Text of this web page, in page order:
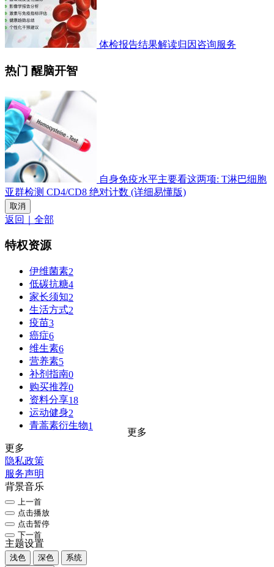
体检报告结果解读归因咨询服务
热门 醒脑开智
自身免疫水平主要看这两项: T淋巴细胞
亚群检测 CD4/CD8 绝对计数 (详细易懂版)
取消
返回｜全部
特权资源
伊维菌素2
低碳抗糖4
家长须知2
生活方式2
疫苗3
癌症6
维生素6
营养素5
补剂指南0
购买推荐0
资料分享18
运动健身2
青蒿素衍生物1
更多
更多
隐私政策
服务声明
背景音乐
上一首
点击播放
点击暂停
下一首
主题设置
浅色 深色
系统